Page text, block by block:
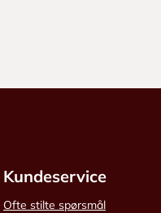
Kundeservice
Ofte stilte spørsmål